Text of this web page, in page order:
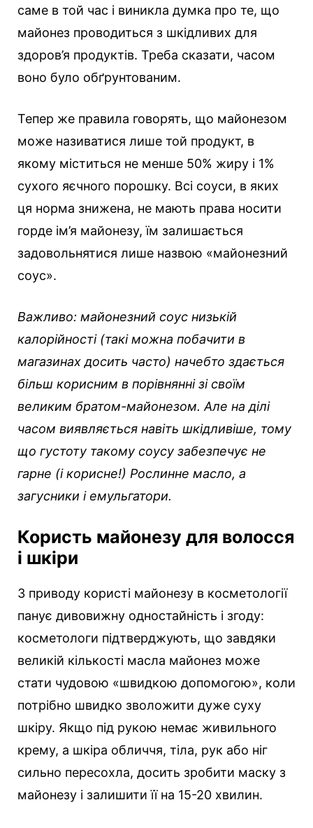
саме в той час і виникла думка про те, що
майонез проводиться з шкідливих для
здоров’я продуктів. Треба сказати, часом
воно було обґрунтованим.
Тепер же правила говорять, що майонезом
може називатися лише той продукт, в
якому міститься не менше 50% жиру і 1%
сухого яєчного порошку. Всі соуси, в яких
ця норма знижена, не мають права носити
горде ім’я майонезу, їм залишається
задовольнятися лише назвою «майонезний
соус».
Важливо: майонезний соус низькій
калорійності (такі можна побачити в
магазинах досить часто) начебто здається
більш корисним в порівнянні зі своїм
великим братом-майонезом. Але на ділі
часом виявляється навіть шкідливіше, тому
що густоту такому соусу забезпечує не
гарне (і корисне!) Рослинне масло, а
загусники і емульгатори.
Користь майонезу для волосся
і шкіри
З приводу користі майонезу в косметології
панує дивовижну одностайність і згоду:
косметологи підтверджують, що завдяки
великій кількості масла майонез може
стати чудовою «швидкою допомогою», коли
потрібно швидко зволожити дуже суху
шкіру. Якщо під рукою немає живильного
крему, а шкіра обличчя, тіла, рук або ніг
сильно пересохла, досить зробити маску з
майонезу і залишити її на 15-20 хвилин.